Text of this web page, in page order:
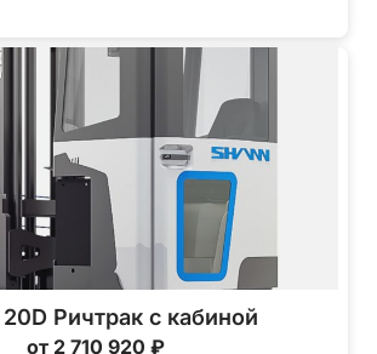
Ричтрак с кабиной
от 2 710 920 ₽